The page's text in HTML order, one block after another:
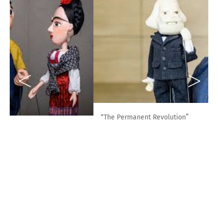
“The Permanent Revolution”